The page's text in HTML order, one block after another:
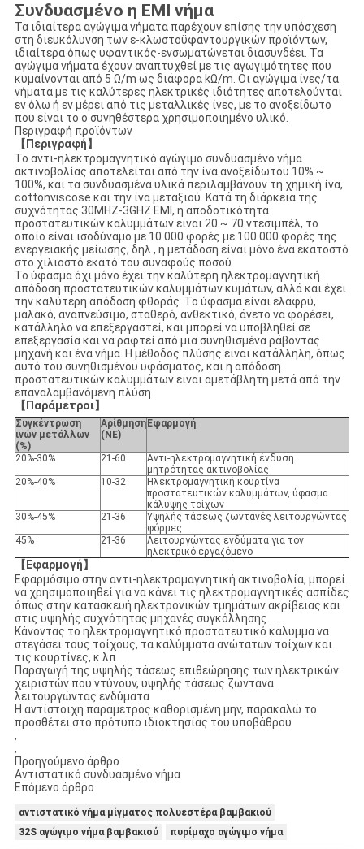
Συνδυασμένο η EMI νήμα
Τα ιδιαίτερα αγώγιμα νήματα παρέχουν επίσης την υπόσχεση
στη διευκόλυνση των ε-κλωστοϋφαντουργικών προϊόντων,
ιδιαίτερα όπως υφαντικός-ενσωματώνεται διασυνδέει. Τα
αγώγιμα νήματα έχουν αναπτυχθεί με τις αγωγιμότητες που
κυμαίνονται από 5 Ω/m ως διάφορα kΩ/m. Οι αγώγιμα ίνες/τα
νήματα με τις καλύτερες ηλεκτρικές ιδιότητες αποτελούνται
εν όλω ή εν μέρει από τις μεταλλικές ίνες, με το ανοξείδωτο
που είναι το ο συνηθέστερα χρησιμοποιημένο υλικό.
Περιγραφή προϊόντων
【Περιγραφή】
Το αντι-ηλεκτρομαγνητικό αγώγιμο συνδυασμένο νήμα
ακτινοβολίας αποτελείται από την ίνα ανοξείδωτου 10% ~
100%, και τα συνδυασμένα υλικά περιλαμβάνουν τη χημική ίνα,
cottonviscose και την ίνα μεταξιού. Κατά τη διάρκεια της
συχνότητας 30MHZ-3GHZ EMI, η αποδοτικότητα
προστατευτικών καλυμμάτων είναι 20 ~ 70 ντεσιμπέλ, το
οποίο είναι ισοδύναμο με 10.000 φορές με 100.000 φορές της
ενεργειακής μείωσης, δηλ., η μετάδοση είναι μόνο ένα εκατοστό
στο χιλιοστό εκατό του συναφούς ποσού.
Το ύφασμα όχι μόνο έχει την καλύτερη ηλεκτρομαγνητική
απόδοση προστατευτικών καλυμμάτων κυμάτων, αλλά και έχει
την καλύτερη απόδοση φθοράς. Το ύφασμα είναι ελαφρύ,
μαλακό, αναπνεύσιμο, σταθερό, ανθεκτικό, άνετο να φορέσει,
κατάλληλο να επεξεργαστεί, και μπορεί να υποβληθεί σε
επεξεργασία και να ραφτεί από μια συνηθισμένα ράβοντας
μηχανή και ένα νήμα. Η μέθοδος πλύσης είναι κατάλληλη, όπως
αυτό του συνηθισμένου υφάσματος, και η απόδοση
προστατευτικών καλυμμάτων είναι αμετάβλητη μετά από την
επαναλαμβανόμενη πλύση.
【Παράμετροι】
Συγκέντρωση
ινών μετάλλων
(%)
Αρίθμηση
(ΝΕ)
Εφαρμογή
20%-30% 21-60
Αντι-ηλεκτρομαγνητική ένδυση
μητρότητας ακτινοβολίας
20%-40%
10-32
Ηλεκτρομαγνητική κουρτίνα
προστατευτικών καλυμμάτων, ύφασμα
κάλυψης τοίχων
30%-45%
21-36
Υψηλής τάσεως ζωντανές λειτουργώντας
φόρμες
45%
21-36
Λειτουργώντας ενδύματα για τον
ηλεκτρικό εργαζόμενο
【Εφαρμογή】
Εφαρμόσιμο στην αντι-ηλεκτρομαγνητική ακτινοβολία, μπορεί
να χρησιμοποιηθεί για να κάνει τις ηλεκτρομαγνητικές ασπίδες
όπως στην κατασκευή ηλεκτρονικών τμημάτων ακρίβειας και
στις υψηλής συχνότητας μηχανές συγκόλλησης.
Κάνοντας το ηλεκτρομαγνητικό προστατευτικό κάλυμμα να
στεγάσει τους τοίχους, τα καλύμματα ανώτατων τοίχων και
τις κουρτίνες, κ.λπ.
Παραγωγή της υψηλής τάσεως επιθεώρησης των ηλεκτρικών
χειριστών που ντύνουν, υψηλής τάσεως ζωντανά
λειτουργώντας ενδύματα
Η αντίστοιχη παράμετρος καθορισμένη μην, παρακαλώ το
προσθέτει στο πρότυπο ιδιοκτησίας του υποβάθρου
,
,
Προηγούμενο άρθρο
Αντιστατικό συνδυασμένο νήμα
Επόμενο άρθρο
αντιστατικό νήμα μίγματος πολυεστέρα βαμβακιού
32S αγώγιμο νήμα βαμβακιού
πυρίμαχο αγώγιμο νήμα